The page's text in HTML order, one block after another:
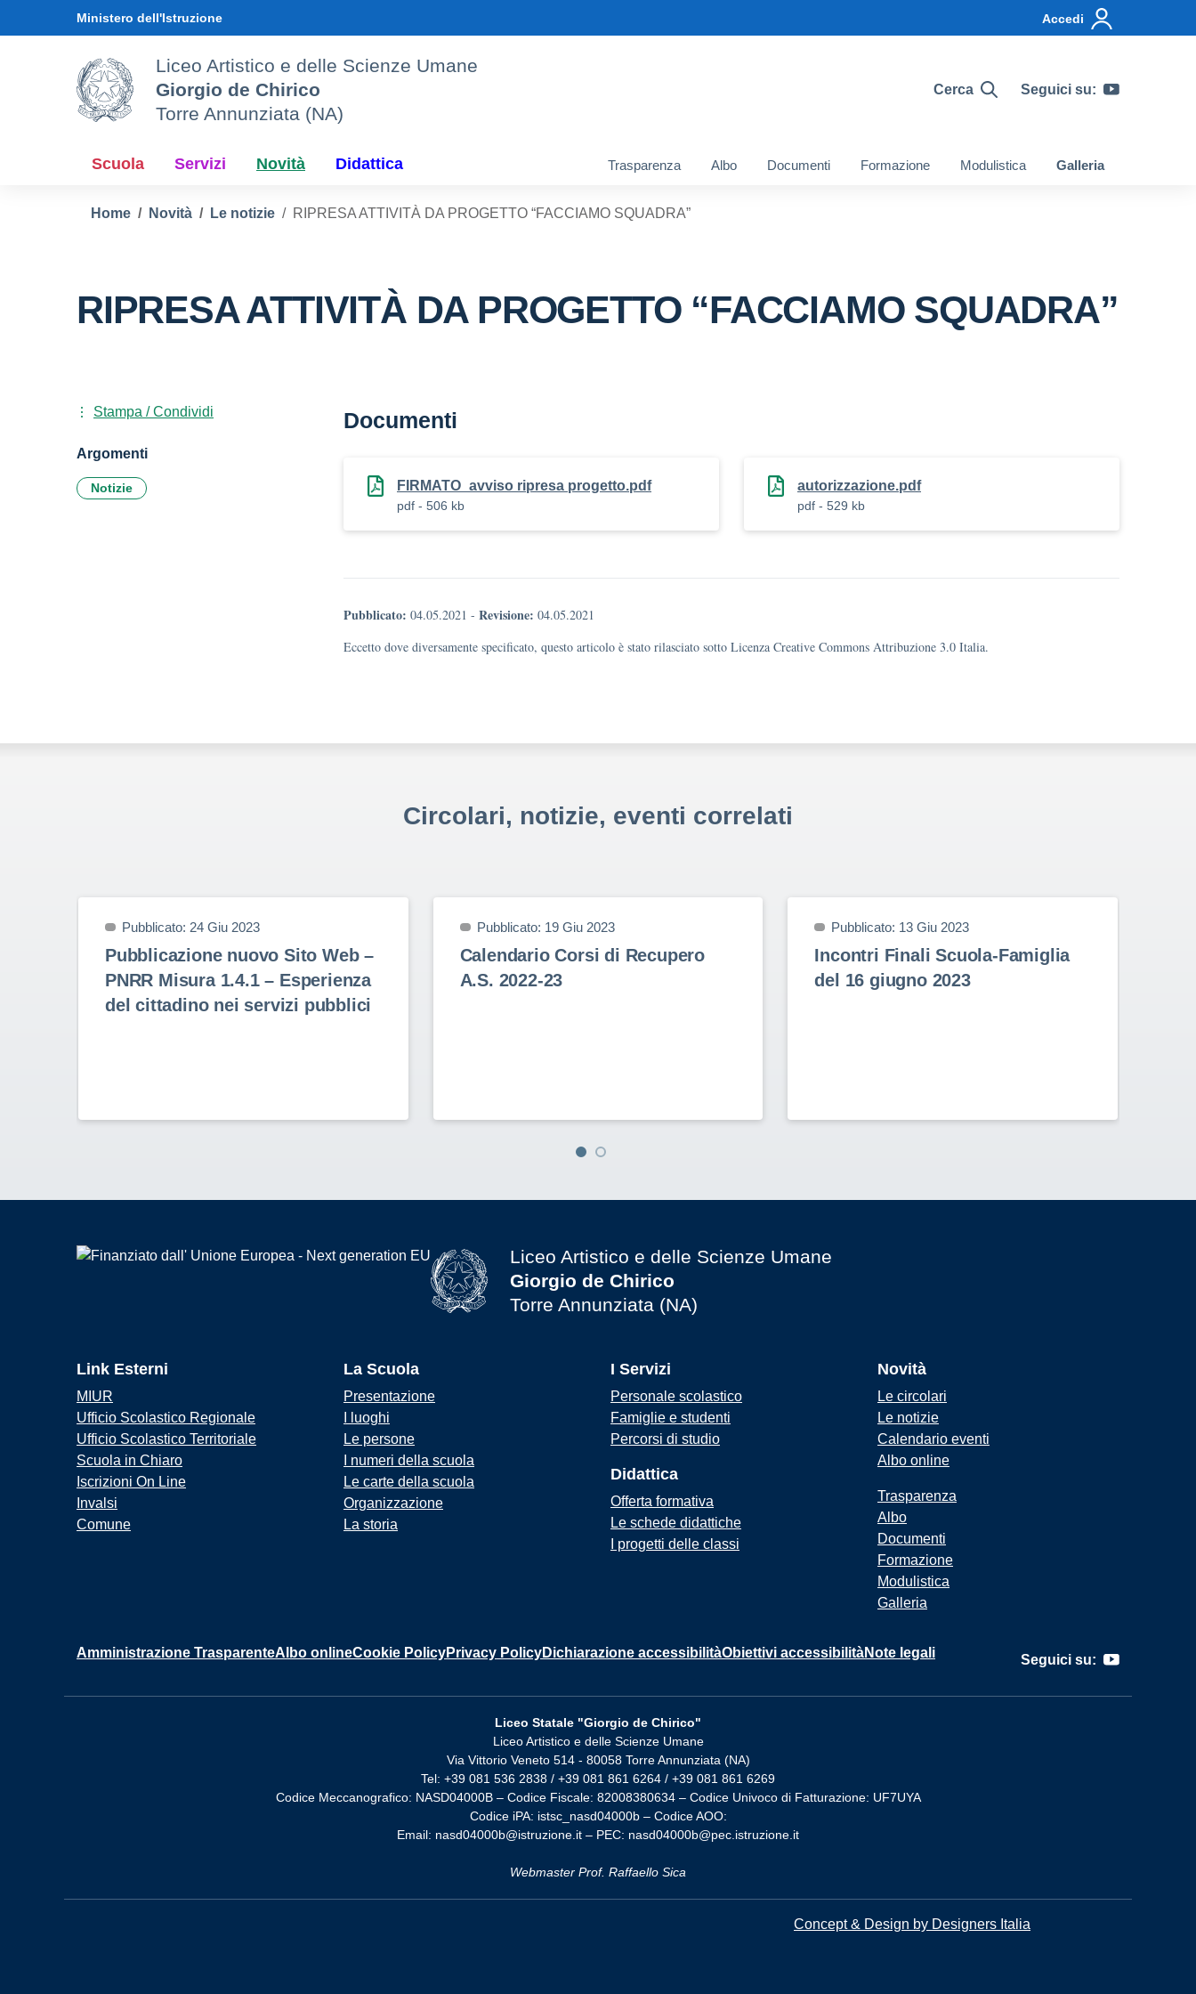
Ministero dell'Istruzione Accedi
Liceo Artistico e delle Scienze Umane
Giorgio de Chirico
Torre Annunziata (NA)
Cerca Seguici su:
Scuola Servizi Novità Didattica Trasparenza Albo Documenti Formazione Modulistica Galleria
Home Novità Le notizie RIPRESA ATTIVITÀ DA PROGETTO “FACCIAMO SQUADRA”
RIPRESA ATTIVITÀ DA PROGETTO “FACCIAMO SQUADRA”
Documenti
FIRMATO_avviso ripresa progetto.pdf
pdf - 506 kb
autorizzazione.pdf
pdf - 529 kb
Pubblicato: 04.05.2021 - Revisione: 04.05.2021
Eccetto dove diversamente specificato, questo articolo è stato rilasciato sotto Licenza Creative Commons Attribuzione 3.0 Italia.
Stampa / Condividi
Argomenti
Notizie
Circolari, notizie, eventi correlati
Pubblicato: 24 Giu 2023
Pubblicazione nuovo Sito Web –
PNRR Misura 1.4.1 – Esperienza
del cittadino nei servizi pubblici
Pubblicato: 19 Giu 2023
Calendario Corsi di Recupero
A.S. 2022-23
Pubblicato: 13 Giu 2023
Incontri Finali Scuola-Famiglia
del 16 giugno 2023
Liceo Artistico e delle Scienze Umane
Giorgio de Chirico
Torre Annunziata (NA)
Link Esterni
MIUR
Ufficio Scolastico Regionale
Ufficio Scolastico Territoriale
Scuola in Chiaro
Iscrizioni On Line
Invalsi
Comune
La Scuola
Presentazione
I luoghi
Le persone
I numeri della scuola
Le carte della scuola
Organizzazione
La storia
I Servizi
Personale scolastico
Famiglie e studenti
Percorsi di studio
Didattica
Offerta formativa
Le schede didattiche
I progetti delle classi
Novità
Le circolari
Le notizie
Calendario eventi
Albo online
Trasparenza
Albo
Documenti
Formazione
Modulistica
Galleria
Amministrazione TrasparenteAlbo onlineCookie PolicyPrivacy PolicyDichiarazione accessibilitàObiettivi accessibilitàNote legali Seguici su:
Liceo Statale "Giorgio de Chirico"
Liceo Artistico e delle Scienze Umane
Via Vittorio Veneto 514 - 80058 Torre Annunziata (NA)
Tel: +39 081 536 2838 / +39 081 861 6264 / +39 081 861 6269
Codice Meccanografico: NASD04000B – Codice Fiscale: 82008380634 – Codice Univoco di Fatturazione: UF7UYA
Codice iPA: istsc_nasd04000b – Codice AOO:
Email: nasd04000b@istruzione.it – PEC: nasd04000b@pec.istruzione.it
Webmaster Prof. Raffaello Sica
Concept & Design by Designers Italia